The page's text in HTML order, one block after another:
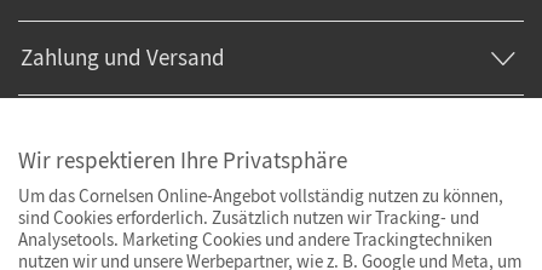
Zahlung und Versand
Wir respektieren Ihre Privatsphäre
Um das Cornelsen Online-Angebot vollständig nutzen zu können,
sind Cookies erforderlich. Zusätzlich nutzen wir Tracking- und
Analysetools. Marketing Cookies und andere Trackingtechniken
nutzen wir und unsere Werbepartner, wie z. B. Google und Meta, um